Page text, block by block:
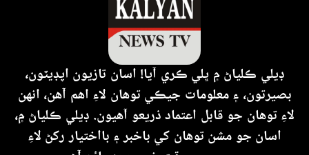
ڊيلي ڪلياڻ ۾ ڀلي ڪري آيا! اسان تازيون اپڊيٽون،
بصيرتون، ۽ معلومات جيڪي توهان لاءِ اهم آهن، انهن
لاءِ توهان جو قابل اعتماد ذريعو آهيون. ڊيلي ڪلياڻ ۾،
اسان جو مشن توهان کي باخبر ۽ بااختيار رکڻ لاءِ